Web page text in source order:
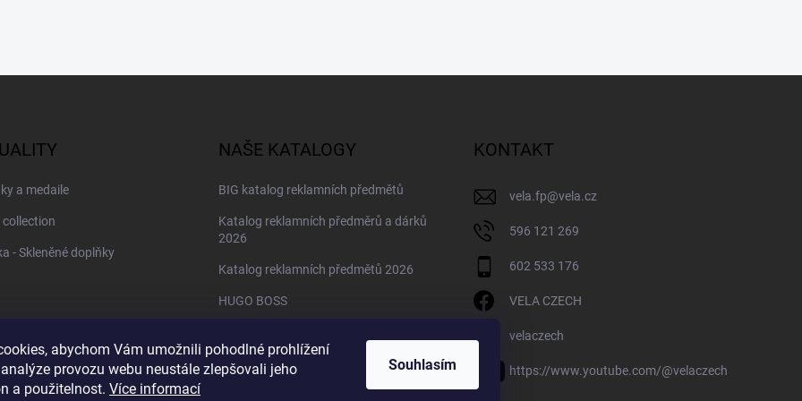
abychom Vám umožnili pohodlné prohlížení
provozu webu neustále zlepšovali jeho
a použitelnost. Více informací
Souhlasím
a medaile
- Skleněné doplňky
NAŠE KATALOGY
BIG katalog reklamních předmětů
Katalog reklamních předměrů a dárků
2026
Katalog reklamních předmětů 2026
HUGO BOSS
Christian Lacroix
KONTAKT
vela.fp@vela.cz
596 121 269
602 533 176
VELA CZECH
velaczech
https://www.youtube.com/@velaczech